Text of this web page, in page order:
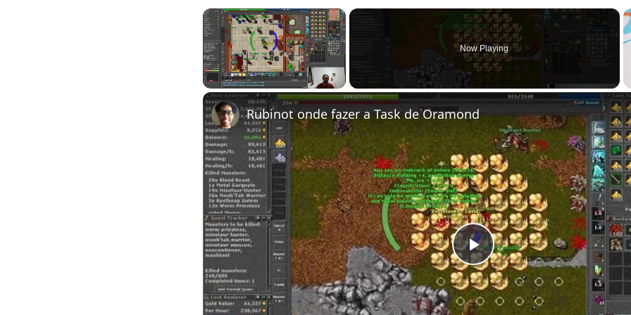
×
Unmute
Now Playing
Play Video
Rubinot onde fazer a Task de Oramond